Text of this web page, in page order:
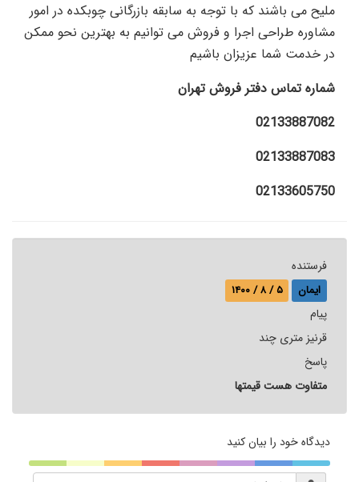
ملیح می باشند که با توجه به سابقه بازرگانی چوبکده در امور
مشاوره طراحی اجرا و فروش می توانیم به بهترین نحو ممکن
در خدمت شما عزیزان باشیم
شماره تماس دفتر فروش تهران
02133887082
02133887083
02133605750
فرستنده
ایمان ۵ / ۸ / ۱۴۰۰
پيام
قرنیز متری چند
پاسخ
متفاوت هست قیمتها
دیدگاه خود را بیان کنید